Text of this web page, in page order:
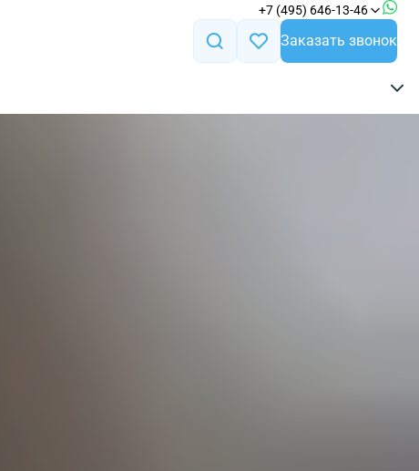
+7 (495) 646-13-46
Заказать звонок